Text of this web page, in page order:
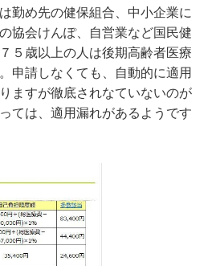
勤め先の健保組合、中小企業に
協会けんぽ、自営業など国民健
５歳以上の人は後期高齢者医療
申請しなくても、自動的に適用
ますが徹底されなていないのが
ては、適用漏れがあるようです